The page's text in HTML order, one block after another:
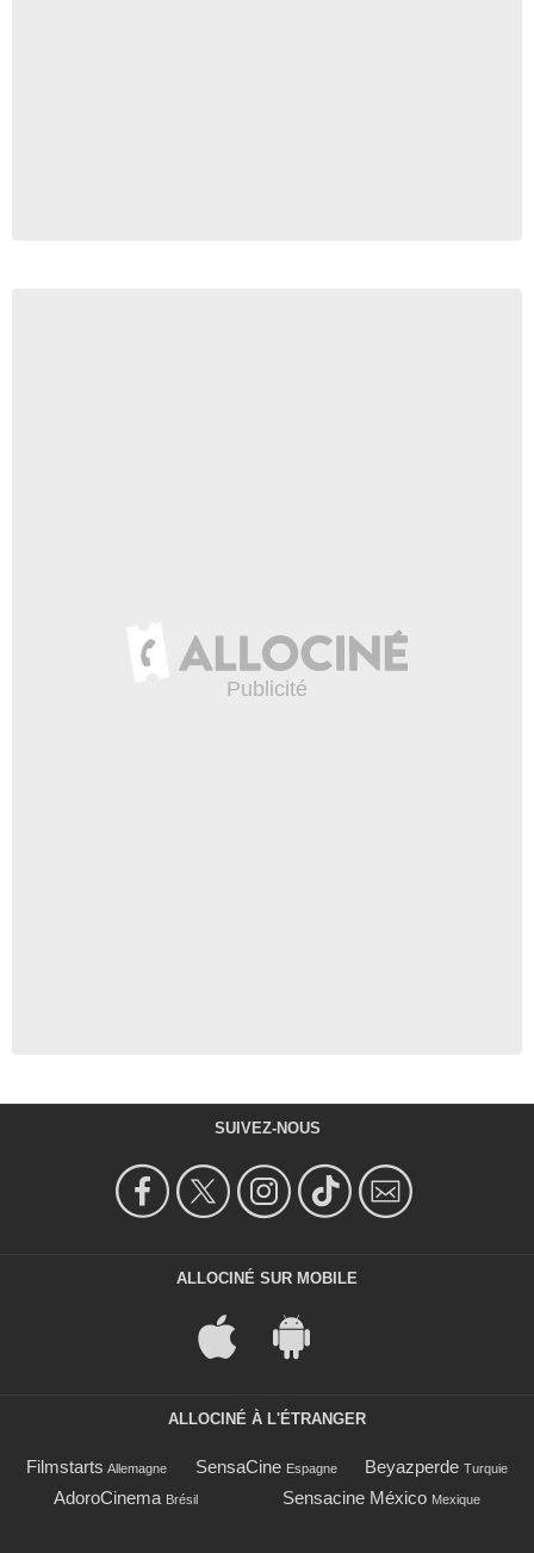
SUIVEZ-NOUS
ALLOCINÉ SUR MOBILE
ALLOCINÉ À L'ÉTRANGER
Filmstarts Allemagne SensaCine Espagne Beyazperde Turquie
AdoroCinema Brésil Sensacine México Mexique